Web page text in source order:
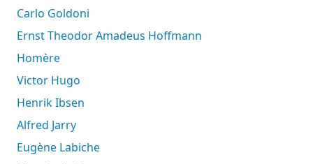
Carlo Goldoni
Ernst Theodor Amadeus Hoffmann
Homère
Victor Hugo
Henrik Ibsen
Alfred Jarry
Eugène Labiche